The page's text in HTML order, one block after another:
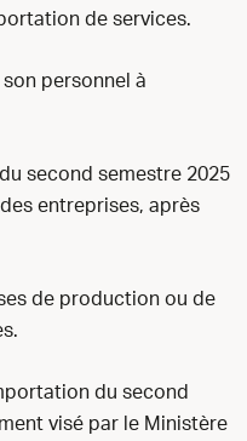
de services.
son personnel à
second semestre 2025
entreprises, après
de production ou de
du second
visé par le Ministère